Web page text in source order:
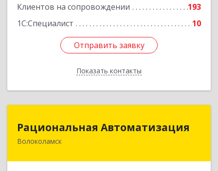
Клиентов на сопровождении
193
1С:Специалист
10
Отправить заявку
Показать контакты
Отправить заявку
Назад
Рациональная Автоматизация
Волоколамск
143600, Московская обл, Волоколамский р-н,